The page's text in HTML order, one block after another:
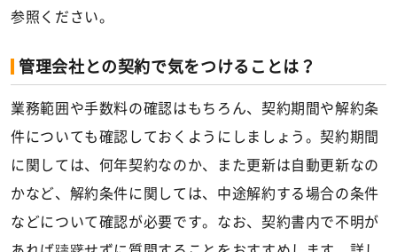
参照ください。
管理会社との契約で気をつけることは？
業務範囲や手数料の確認はもちろん、契約期間や解約条
件についても確認しておくようにしましょう。契約期間
に関しては、何年契約なのか、また更新は自動更新なの
かなど、解約条件に関しては、中途解約する場合の条件
などについて確認が必要です。なお、契約書内で不明が